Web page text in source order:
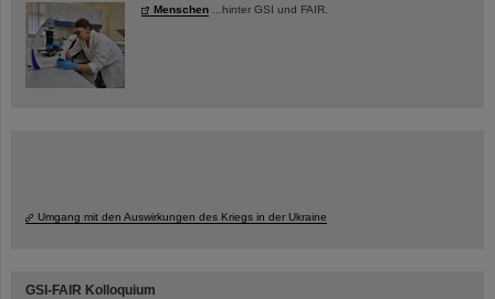
Menschen ...hinter GSI und FAIR.
Umgang mit den Auswirkungen des Kriegs in der Ukraine
GSI-FAIR Kolloquium